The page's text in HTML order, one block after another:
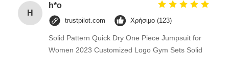
H
h*o
trustpilot.com Χρήσιμο (123)
Solid Pattern Quick Dry One Piece Jumpsuit for
Women 2023 Customized Logo Gym Sets Solid